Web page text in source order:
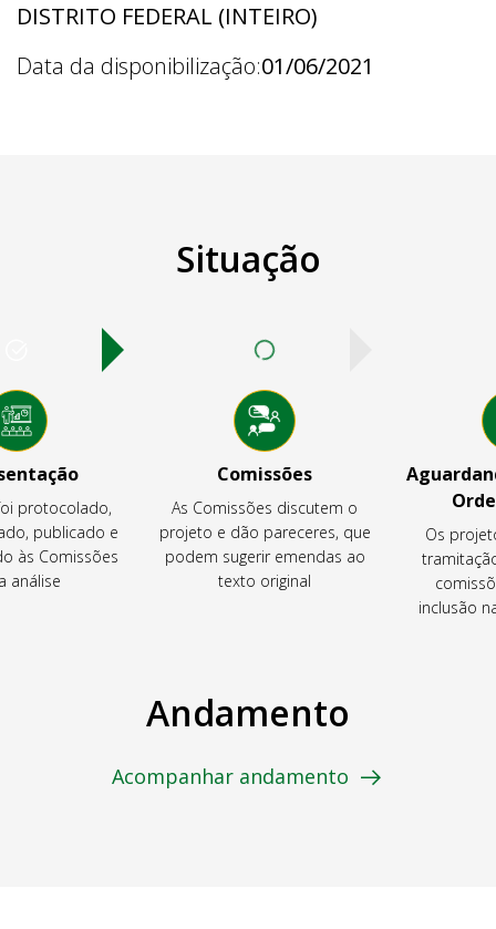
DISTRITO FEDERAL (INTEIRO)
Data da disponibilização:01/06/2021
Situação
protocolado,
publicado e
às Comissões
análise
Comissões
As Comissões discutem o
projeto e dão pareceres, que
podem sugerir emendas ao
texto original
Os
inclusão
Andamento
Acompanhar andamento